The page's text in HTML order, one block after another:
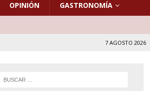
OPINIÓN GASTRONOMÍA
7 AGOSTO 2026